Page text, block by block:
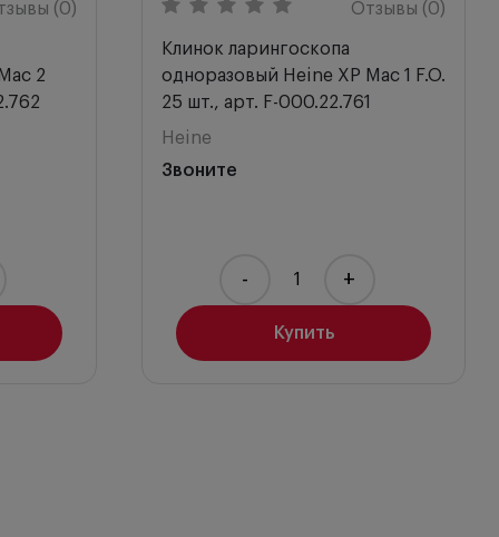
(0)
2
Отзывы (0)
Клинок ларингоскопа
одноразовый Heine ХР Mac 1 F.O.
25 шт., арт. F-000.22.761
Heine
Звоните
Купить
- +